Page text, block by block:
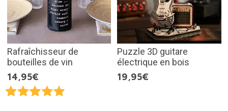
Rafraîchisseur de
bouteilles de vin
14,95€
Puzzle 3D guitare
électrique en bois
19,95€